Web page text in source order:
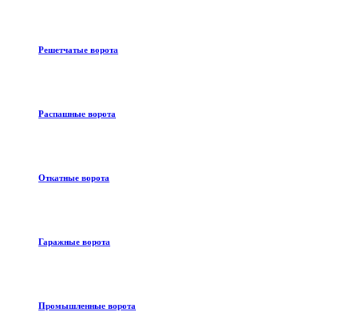
Решетчатые ворота
Распашные ворота
Откатные ворота
Гаражные ворота
Промышленные ворота